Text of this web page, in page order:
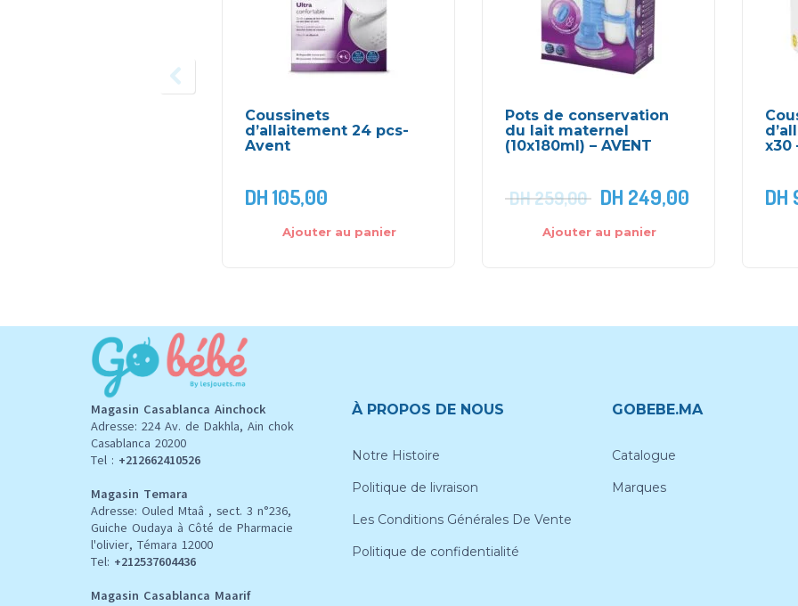
Coussinets
d’allaitement 24 pcs-
Avent
DH105,00
Ajouter au panier
Pots de conservation
du lait maternel
(10x180ml) – AVENT
DH259,00 DH 249,00
Ajouter au panier
x30
DH
Magasin Casablanca Ainchock
Adresse: 224 Av. de Dakhla, Ain chok
Casablanca 20200
Tel : +212662410526
Magasin Temara
Adresse: Ouled Mtaâ , sect. 3 n°236,
Guiche Oudaya à Côté de Pharmacie
l'olivier, Témara 12000
Tel: +212537604436
Magasin Casablanca Maarif
À PROPOS DE NOUS
Notre Histoire
Politique de livraison
Les Conditions Générales De Vente
Politique de confidentialité
GOBEBE.MA
Catalogue
Marques